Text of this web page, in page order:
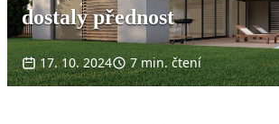
dostaly přednost
17. 10. 2024 7 min. čtení